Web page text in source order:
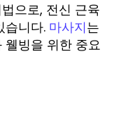
으로, 전신 근육
습니다. 마사지는
웰빙을 위한 중요